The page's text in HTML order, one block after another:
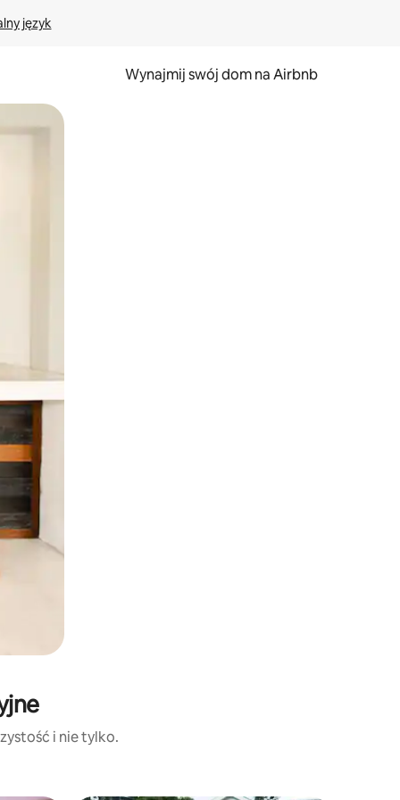
język
Wynajmij swój dom na Airbnb
pomocą gestów dotykowych lub przesuwania.
i nie tylko.